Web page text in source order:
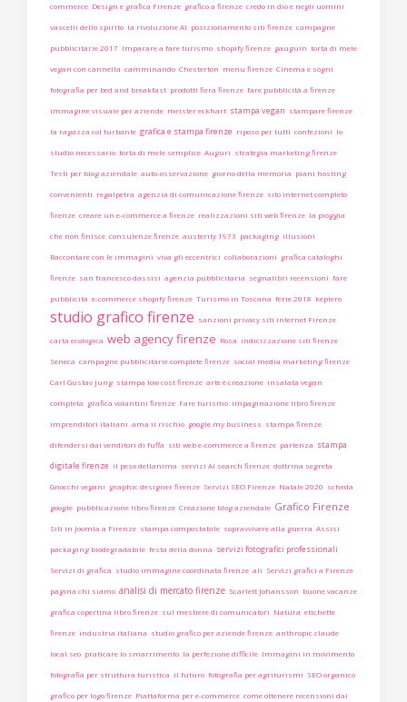
commerce Design e grafica Firenze grafico a firenze credo in dio e negli uomini
vascelli dello spirito la rivoluzione AI posizionamento siti firenze campagne
pubblicitarie 2017 Imparare a fare turismo shopify firenze gauguin torta di mele
vegan con cannella camminando Chesterton menu firenze Cinema e sogni
fotografia per bed and breakfast prodotti fiera firenze fare pubblicità a firenze
immagine visuale per aziende meister eckhart stampa vegan stampare firenze
la ragazza col turbante grafica e stampa firenze riposo per tutti confezioni lo
studio necessario torta di mele semplice Auguri strategia marketing firenze
Testi per blog aziendale auto-osservazione giorno della memoria piani hosting
convenienti regalpetra agenzia di comunicazione firenze sito internet completo
firenze creare un e-commerce a firenze realizzazioni siti web firenze la pioggia
che non finisce consulenze firenze austerity 1973 packaging illusioni
Raccontare con le immagini viva gli eccentrici collaborazioni grafica cataloghi
firenze san francesco dassisi agenzia pubblicitaria segnalibri recensioni fare
pubblicità e-commerce shopify firenze Turismo in Toscana ferie 2018 keplero
studio grafico firenze sanzioni privacy siti internet Firenze
carta ecologica web agency firenze Rosa indicizzazione siti firenze
Seneca campagne pubblicitarie complete firenze social media marketing firenze
Carl Gustav Jung stampa low cost firenze arte è creazione insalata vegan
completa grafica volantini firenze Fare turismo impaginazione libro firenze
imprenditori italiani ama il rischio google my business stampa firenze
difendersi dai venditori di fuffa siti web e-commerce a firenze partenza stampa
digitale firenze il peso dellanima servizi AI search firenze dottrina segreta
Gnocchi vegani graphic designer firenze Servizi SEO Firenze Natale 2020 scheda
google pubblicazione libro firenze Creazione blog aziendale Grafico Firenze
Siti in Joomla a Firenze stampa compostabile sopravvivere alla guerra Assisi
packaging biodegradabile festa della donna servizi fotografici professionali
Servizi di grafica studio immagine coordinata firenze ali Servizi grafici a Firenze
pagina chi siamo analisi di mercato firenze Scarlett Johansson buone vacanze
grafica copertina libro firenze sul mestiere di comunicatori Natura etichette
firenze industria italiana studio grafico per aziende firenze anthropic claude
local seo praticare lo smarrimento la perfezione difficile Immagini in movimento
fotografia per struttura turistica il futuro fotografia per agriturismi SEO organico
grafico per logo firenze Piattaforma per e-commerce come ottenere recensioni dai